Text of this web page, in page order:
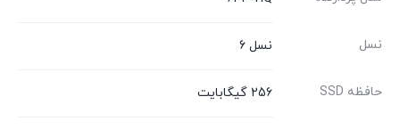
نسل نسل 6
حافظه SSD 256 گیگابایت